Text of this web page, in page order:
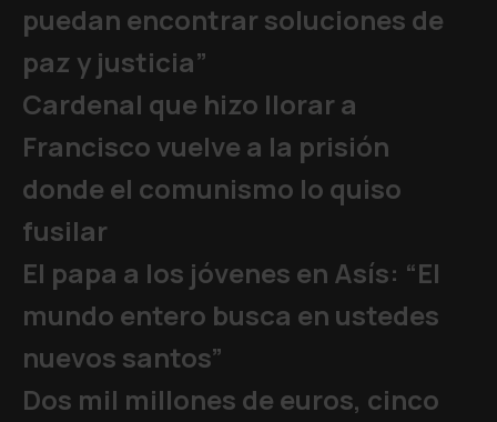
puedan encontrar soluciones de
paz y justicia”
Cardenal que hizo llorar a
Francisco vuelve a la prisión
donde el comunismo lo quiso
fusilar
El papa a los jóvenes en Asís: “El
mundo entero busca en ustedes
nuevos santos”
Dos mil millones de euros, cinco